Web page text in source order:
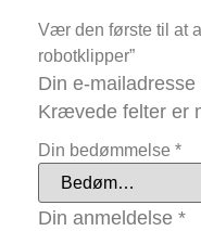
Vær den første til at
robotklipper”
Din e-
Krævede felter er
Din bedømmelse *
Din anmeldelse *